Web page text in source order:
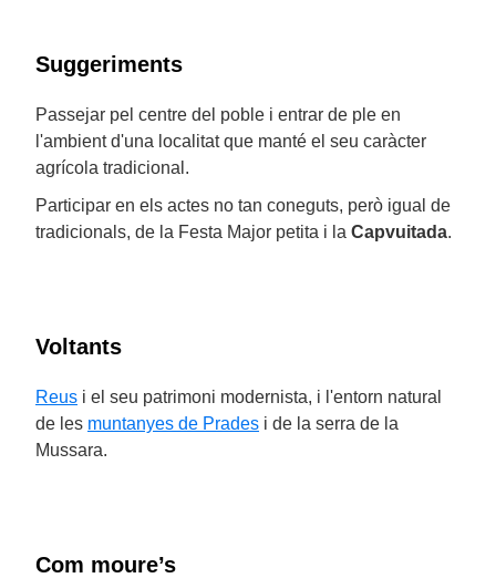
Suggeriments
Passejar pel centre del poble i entrar de ple en
l'ambient d'una localitat que manté el seu caràcter
agrícola tradicional.
Participar en els actes no tan coneguts, però igual de
tradicionals, de la Festa Major petita i la Capvuitada.
Voltants
Reus i el seu patrimoni modernista, i l'entorn natural
de les muntanyes de Prades i de la serra de la
Mussara.
Com moure’s